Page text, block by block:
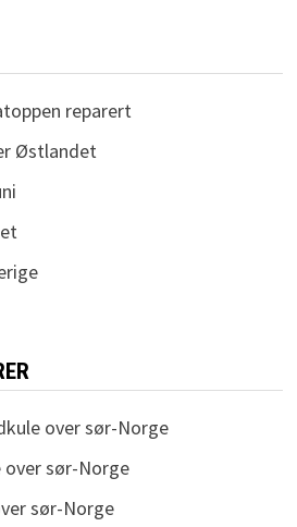
reparert
Østlandet
over sør-Norge
sør-Norge
sør-Norge